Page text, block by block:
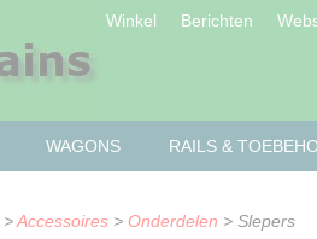
Winkel Berichten
WAGONS RAILS &
>Accessoires > Onderdelen > Slepers